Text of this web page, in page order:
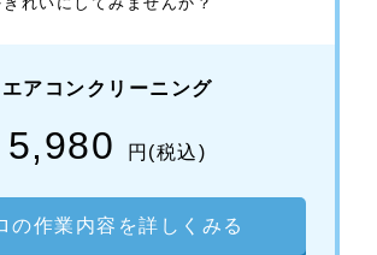
エアコンクリーニング
5,980 円(税込)
の作業内容を詳しくみる